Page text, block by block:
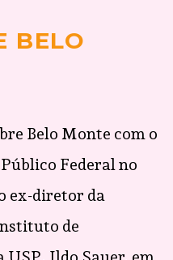
BELO
Belo Monte com o
Federal no
ex-diretor da
de